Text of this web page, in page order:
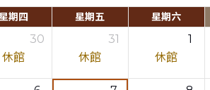
期四 星期五 星期六
30
休館
31
休館
1
休館